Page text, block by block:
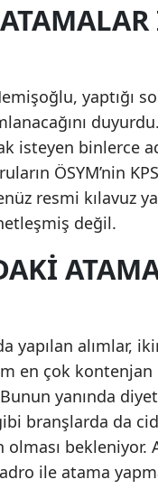
yaptığı
isteyen binlerce
ÖSYM’nin
resmi kılavuz
değil.
yapılan alımlar,
en çok
Bunun yanında
branşlarda da
olması bekleniyor.
ile atama